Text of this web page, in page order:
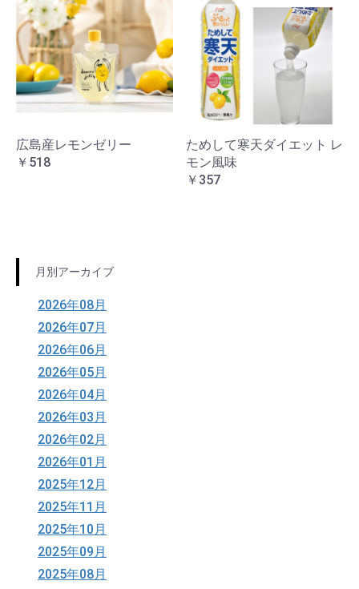
広島産レモンゼリー
￥518
ためして寒天ダイエット レ
モン風味
￥357
月別アーカイブ
2026年08月
2026年07月
2026年06月
2026年05月
2026年04月
2026年03月
2026年02月
2026年01月
2025年12月
2025年11月
2025年10月
2025年09月
2025年08月